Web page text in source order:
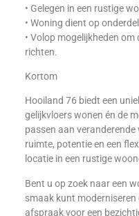
• Gelegen in een rustige
• Woning dient op
• Volop mogelijkheden
richten.
Kortom
Hooiland 76 biedt een
gelijkvloers wonen én de
passen aan
ruimte, potentie en een
locatie in een rustige
Bent u op zoek naar een
smaak kunt moderniseren
afspraak voor een